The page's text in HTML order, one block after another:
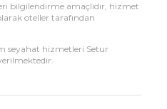
bilgilendirme amaçlıdır, hizmet
oteller tarafından
seyahat hizmetleri Setur